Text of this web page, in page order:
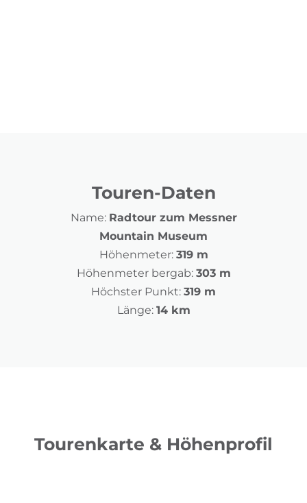
Touren-Daten
Name: Radtour zum Messner
Mountain Museum
Höhenmeter: 319 m
Höhenmeter bergab: 303 m
Höchster Punkt: 319 m
Länge: 14 km
Tourenkarte & Höhenprofil